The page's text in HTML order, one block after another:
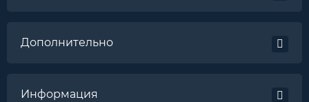
Дополнительно
Информация